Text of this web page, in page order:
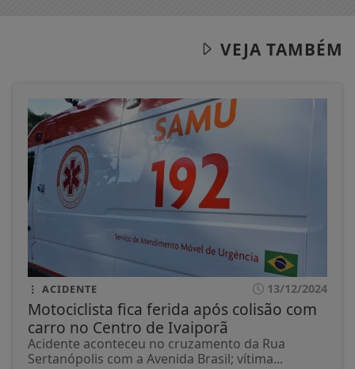
VEJA TAMBÉM
ACIDENTE 13/12/2024
Motociclista fica ferida após colisão com
carro no Centro de Ivaiporã
Acidente aconteceu no cruzamento da Rua
Sertanópolis com a Avenida Brasil; vítima...